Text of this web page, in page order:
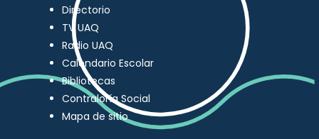
Directorio
TV UAQ
Radio UAQ
Calendario Escolar
Bibliotecas
Contraloría Social
Mapa de sitio